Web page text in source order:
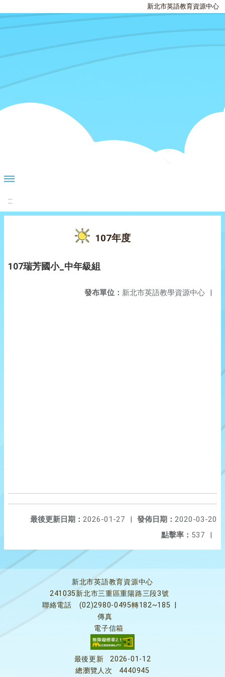
新北市英語教育資源中心
:::
107年度
107瑞芳國小_中年級組
發布單位： 新北市英語教學資源中心 |
發佈日期： 2020-03-20
最後更新日期： 2026-01-27
|
點擊率： 537 |
新北市英語教育資源中心
241035新北市三重區重陽路三段3號
聯絡電話
(02)2980-0495轉182~185
傳真
電子信箱
最後更新
2026-01-12
總瀏覽人次
4440945